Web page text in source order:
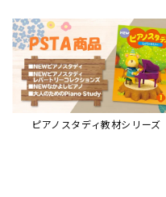
ピアノスタディ教材シリーズ